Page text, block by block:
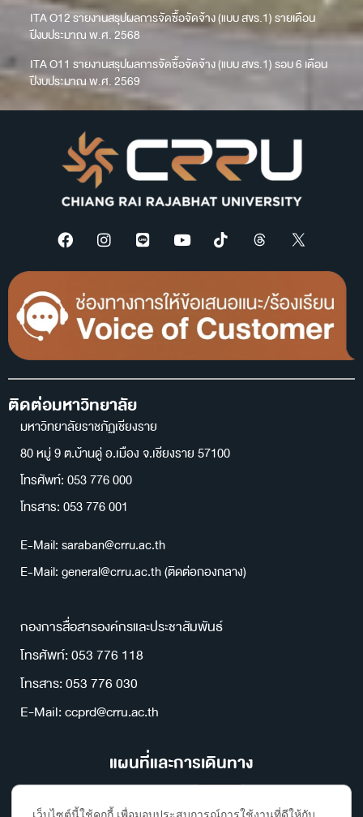
ITA O12 รายงานสรุปผลการจัดซื้อจัดจ้าง (แบบ สขร.1) รายเดือน
ปีงบประมาณ พ.ศ. 2568
ITA O11 รายงานสรุปผลการจัดซื้อจัดจ้าง (แบบ สขร.1) รอบ 6 เดือน
ปีงบประมาณ พ.ศ. 2569
ติดต่อมหาวิทยาลัย
มหาวิทยาลัยราชภัฏเชียงราย
80 หมู่ 9 ต.บ้านดู่ อ.เมือง จ.เชียงราย 57100
โทรศัพท์: 053 776 000
โทรสาร: 053 776 001
E-Mail: saraban@crru.ac.th
E-Mail: general@crru.ac.th (ติดต่อกองกลาง)
กองการสื่อสารองค์กรและประชาสัมพันธ์
โทรศัพท์: 053 776 118
โทรสาร: 053 776 030
E-Mail: ccprd@crru.ac.th
แผนที่และการเดินทาง
เว็บไซต์นี้ใช้คุกกี้ เพื่อมอบประสบการณ์การใช้งานที่ดีให้กับ